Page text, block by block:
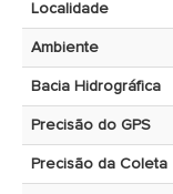
Localidade
Ambiente
Bacia Hidrográfica
Precisão do GPS
Precisão da Coleta